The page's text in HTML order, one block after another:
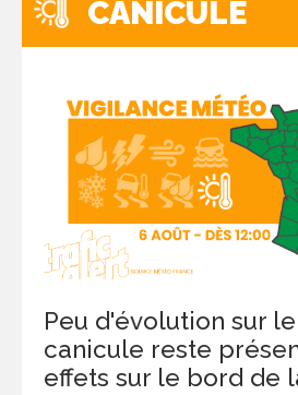
CANICULE
Peu d'évolution sur
canicule reste
effets sur le bord de